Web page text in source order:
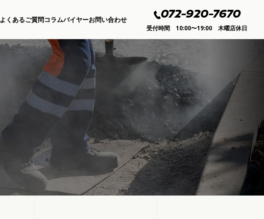
よくあるご質問コラムバイヤーお問い合わせ 072-920-7670
受付時間 10:00〜19:00 木曜店休日